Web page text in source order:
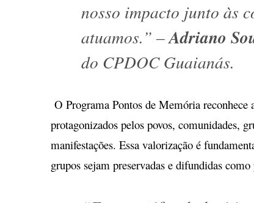
nosso impacto junto às
atuamos.” –Adriano
do CPDOC Guaianás.
O Programa Pontos de Memória reconhece
protagonizados pelos povos, comunidades,
manifestações. Essa valorização é
grupos sejam preservadas e difundidas